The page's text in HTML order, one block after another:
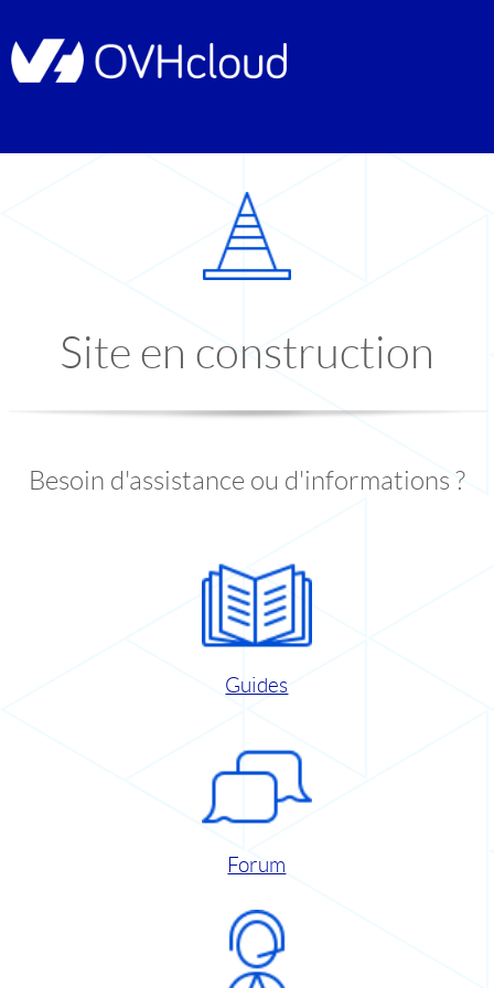
Site en construction
Besoin d'assistance ou d'informations ?
Guides
Forum